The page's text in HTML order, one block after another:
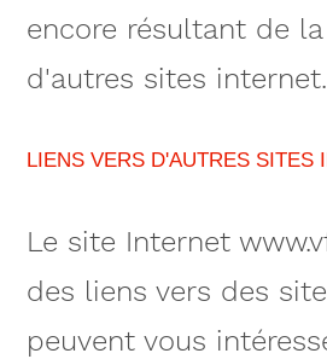
encore résultant de
d'autres sites internet.
LIENS VERS D'AUTRES SITES
Le site Internet
des liens vers des
peuvent vous